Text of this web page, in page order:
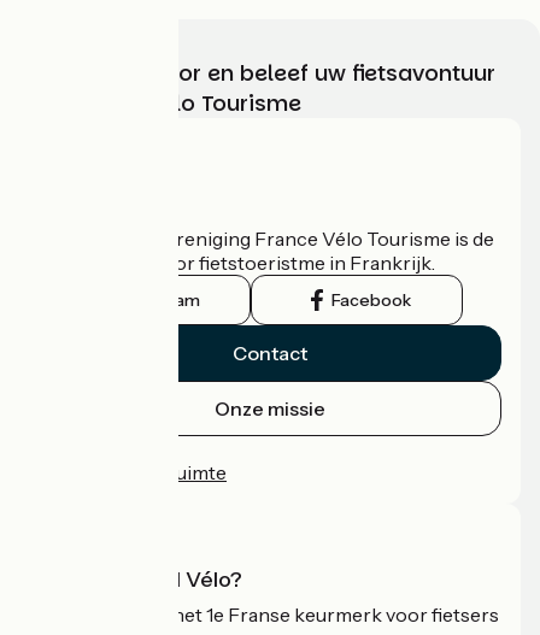
Kies, bereid voor en beleef uw fietsavontuur
met France Vélo Tourisme
De nationale vereniging France Vélo Tourisme is de
officiële gids voor fietstoeristme in Frankrijk.
Instagram Facebook
Contact
Onze missie
Professionele ruimte
Wat is Accueil Vélo?
Accueil Vélo is het 1e Franse keurmerk voor fietsers